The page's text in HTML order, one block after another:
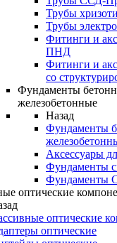
Трубы
Трубы
Фитинги и
ПНД
Фитинги и
со
Фундаменты
железобетонные
Назад
Фундаменты
Аксессуары
Фундаменты
Фундаменты
оптические
оптические
оптические